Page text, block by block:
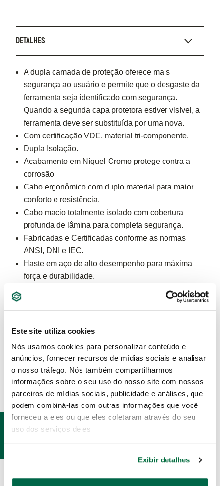
Este site utiliza cookies
Nós usamos cookies para personalizar conteúdo e
anúncios, fornecer recursos de mídias sociais e analisar
o nosso tráfego. Nós também compartilharmos
informações sobre o seu uso do nosso site com nossos
parceiros de mídias sociais, publicidade e análises, que
podem combiná-las com outras informações que você
forneceu a eles ou que eles coletaram através do seu
uso dos serviços deles
Exibir detalhes
DETALHES
A dupla camada de proteção oferece mais
segurança ao usuário e permite que o desgaste da
ferramenta seja identificado com segurança.
Quando a segunda capa protetora estiver visível, a
ferramenta deve ser substituída por uma nova.
Com certificação VDE, material tri-componente.
Dupla Isolação.
Acabamento em Níquel-Cromo protege contra a
corrosão.
Cabo ergonômico com duplo material para maior
conforto e resistência.
Cabo macio totalmente isolado com cobertura
profunda de lâmina para completa segurança.
Fabricadas e Certificadas conforme as normas
ANSI, DNI e IEC.
Haste em aço de alto desempenho para máxima
força e durabilidade.
Testadas individualmente a 10.000 volts e
certificadas para uso 1.000 volts para segurança.
Atende e supera norma - DIN 5244.
ESPECIFICAÇÕES
PRODUTOS
RELACIONADOS